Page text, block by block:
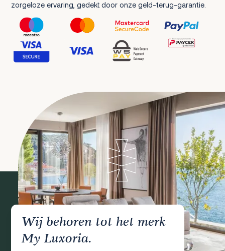
zorgeloze ervaring, gedekt door onze geld-terug-garantie.
Wij behoren tot het merk
My Luxoria.